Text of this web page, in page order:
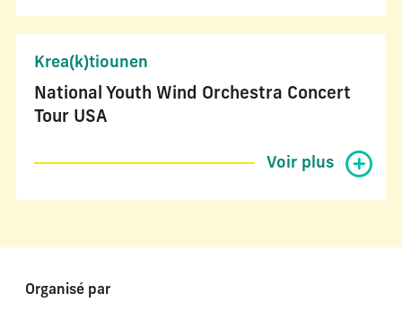
Krea(k)tiounen
National Youth Wind Orchestra Concert
Tour USA
Voir plus
Organisé par